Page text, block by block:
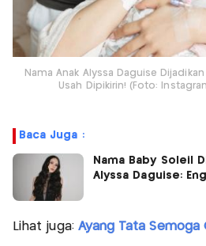
Nama Anak Alyssa Daguise Dijadikan
Usah Dipikirin! (Foto:
Baca Juga :
Nama Baby Soleil
Alyssa Daguise:
Lihat juga: Ayang Tata Semoga